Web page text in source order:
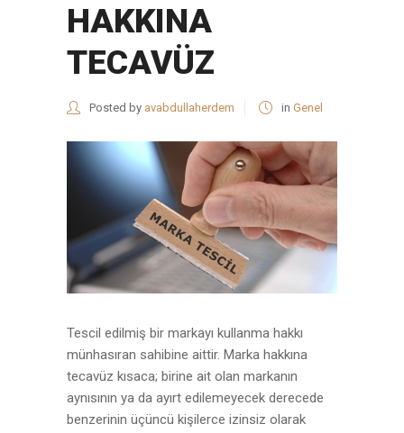
HAKKINA
TECAVÜZ
Posted by avabdullaherdem in Genel
Tescil edilmiş bir markayı kullanma hakkı
münhasıran sahibine aittir. Marka hakkına
tecavüz kısaca; birine ait olan markanın
aynısının ya da ayırt edilemeyecek derecede
benzerinin üçüncü kişilerce izinsiz olarak